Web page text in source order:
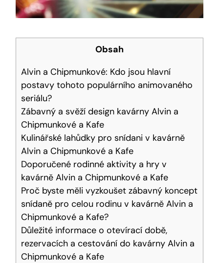
Obsah
Alvin a Chipmunkové: Kdo jsou hlavní
postavy tohoto populárního animovaného
seriálu?
Zábavný a svěží design kavárny Alvin a
Chipmunkové a Kafe
Kulinářské lahůdky pro snídani v kavárně
Alvin a Chipmunkové a Kafe
Doporučené rodinné aktivity a hry v
kavárně Alvin a Chipmunkové a Kafe
Proč byste měli vyzkoušet zábavný koncept
snídaně pro celou rodinu v kavárně Alvin a
Chipmunkové a Kafe?
Důležité informace o otevírací době,
rezervacích a cestování do kavárny Alvin a
Chipmunkové a Kafe